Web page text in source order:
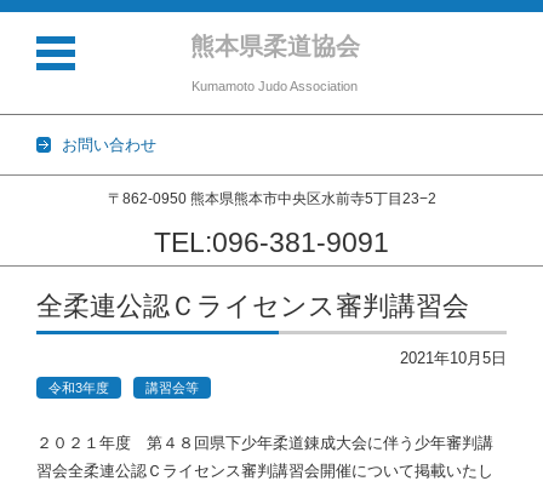
熊本県柔道協会
Kumamoto Judo Association
お問い合わせ
〒862-0950 熊本県熊本市中央区水前寺5丁目23−2
TEL:096-381-9091
コンテンツに移動
全柔連公認Ｃライセンス審判講習会
2021年10月5日
令和3年度 講習会等
２０２１年度 第４８回県下少年柔道錬成大会に伴う少年審判講
習会全柔連公認Ｃライセンス審判講習会開催について掲載いたし